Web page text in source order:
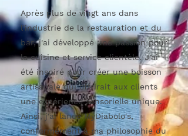
Après plus de vingt ans dans
l'industrie de la restauration et du
bar, j'ai développé une passion pour
la cuisine et service clientèle. J'ai
été inspiré pour créer une boisson
artisanale qui offrirait aux clients
une expérience sensorielle unique.
Ainsi, j'ai lancé MyDiabolo's,
conformément à ma philosophie du